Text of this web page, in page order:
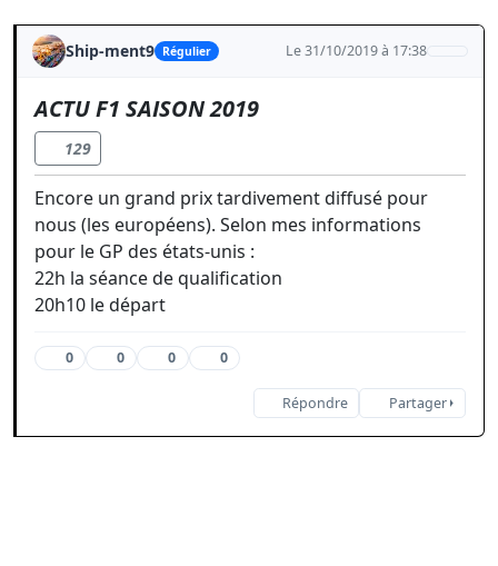
Ship-ment9 Régulier Le 31/10/2019 à 17:38
ACTU F1 SAISON 2019
129
Encore un grand prix tardivement diffusé pour
nous (les européens). Selon mes informations
pour le GP des états-unis :
22h la séance de qualification
20h10 le départ
0 0 0 0
Répondre Partager